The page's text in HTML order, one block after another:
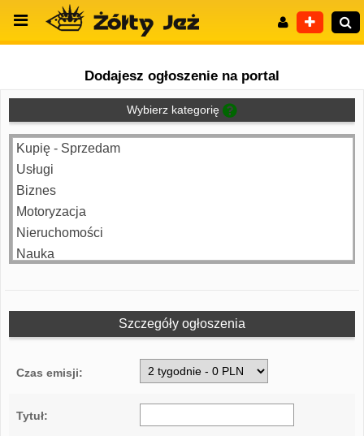
Wyszukiwanie zaawansowane
Dodajesz ogłoszenie na portal
Wybierz kategorię
Kupię - Sprzedam
Usługi
Biznes
Motoryzacja
Nieruchomości
Nauka
Zgubiono - Znaleziono
Różne
Pomoc Ukrainie
Szczegóły ogłoszenia
Czas emisji:
Tytuł: